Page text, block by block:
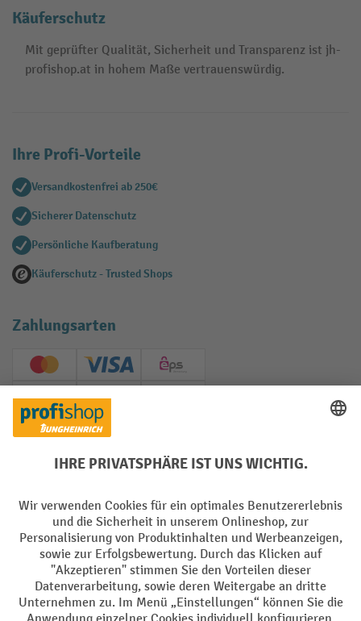
Käuferschutz
Mit geprüfter Qualität, Sicherheit und Transparenz ist jh-
profishop.at in hohem Maße vertrauenswürdig.
Ihre Profi-Vorteile
Versandkostenfrei ab 250€
Sicherer Datenschutz
Persönliche Kaufberatung
Käuferschutz - Trusted Shops
Zahlungsarten
Creditcard (Master)Creditcard (Visa)
EPS
PayPal
Soziale Netzwerke
Impressum Datenschutz
Barrierefreiheit Privacy Settings